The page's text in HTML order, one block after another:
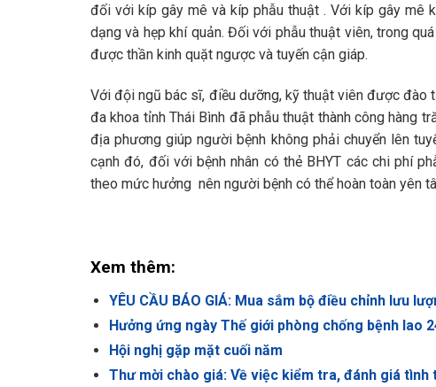
đối với kíp gây mê và kíp phẫu thuật . Với kíp gây mê
dạng và hẹp khí quản. Đối với phẫu thuật viên, trong
được thần kinh quặt ngược và tuyến cận giáp.
Với đội ngũ bác sĩ, điều dưỡng, kỹ thuật viên được đào
đa khoa tỉnh Thái Bình đã phẫu thuật thành công hàng
địa phương giúp người bệnh không phải chuyển lên
cạnh đó, đối với bệnh nhân có thẻ BHYT các chi phí
theo mức hưởng nên người bệnh có thể hoàn toàn yên
Xem thêm:
YÊU CẦU BÁO GIÁ: Mua sắm bộ điều chỉnh lưu
Hưởng ứng ngày Thế giới phòng chống bệnh lao
Hội nghị gặp mặt cuối năm
Thư mời chào giá: Về việc kiểm tra, đánh giá